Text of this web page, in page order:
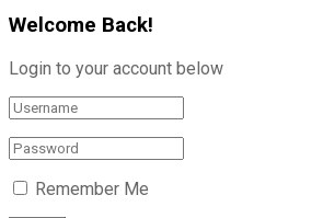
Welcome Back!
Login to your account below
Remember Me